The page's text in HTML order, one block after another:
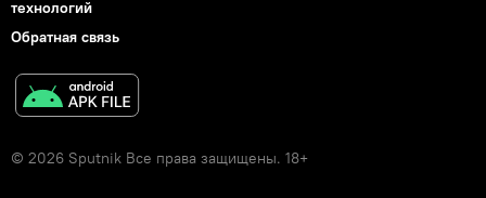
технологий
Обратная связь
© 2026 Sputnik Все права защищены. 18+